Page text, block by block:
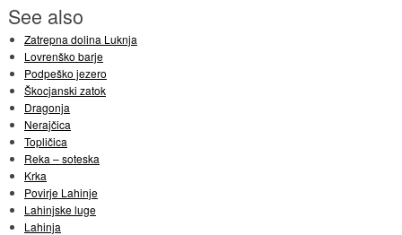
See also
Zatrepna dolina Luknja
Lovrenško barje
Podpeško jezero
Škocjanski zatok
Dragonja
Nerajčica
Topličica
Reka – soteska
Krka
Povirje Lahinje
Lahinjske luge
Lahinja